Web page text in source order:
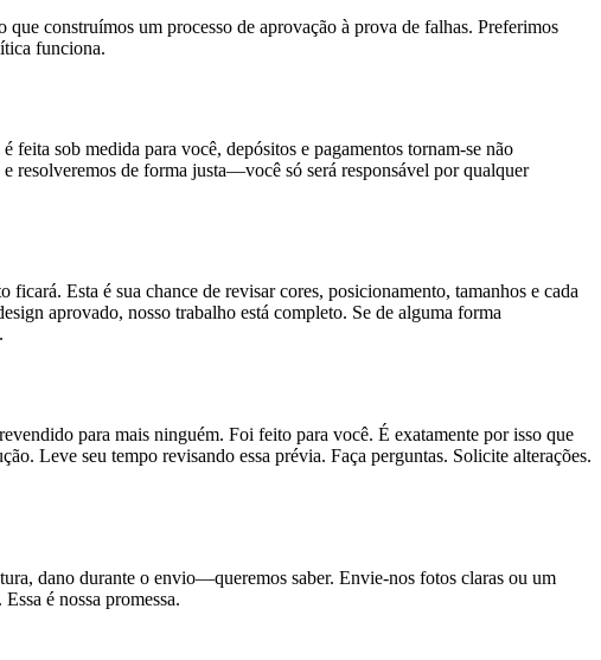
construímos um processo de aprovação à prova de falhas. Preferimos
funciona.
sob medida para você, depósitos e pagamentos tornam-se não
resolveremos de forma justa—você só será responsável por qualquer
Esta é sua chance de revisar cores, posicionamento, tamanhos e cada
aprovado, nosso trabalho está completo. Se de alguma forma
para mais ninguém. Foi feito para você. É exatamente por isso que
Leve seu tempo revisando essa prévia. Faça perguntas. Solicite alterações.
dano durante o envio—queremos saber. Envie-nos fotos claras ou um
é nossa promessa.